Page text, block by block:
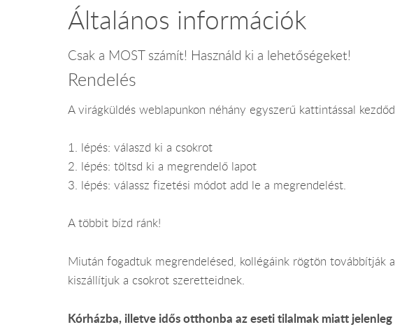
Általános információk
Csak a MOST számít! Használd ki a lehetőségeket!
Rendelés
A virágküldés weblapunkon néhány egyszerű kattintással
1. lépés: válaszd ki a csokrot
2. lépés: töltsd ki a megrendelő lapot
3. lépés: válassz fizetési módot add le a megrendelést.
A többit bízd ránk!
Miután fogadtuk megrendelésed, kollégáink rögtön továbbítják
kiszállítjuk a csokrot szeretteidnek.
Kórházba, illetve idős otthonba az eseti tilalmak miatt